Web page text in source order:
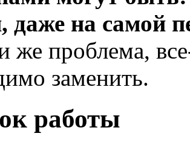
на самой
же проблема,
заменить.
работы